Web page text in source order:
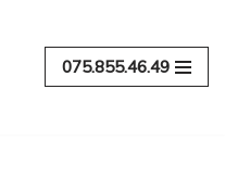
075.855.46.49